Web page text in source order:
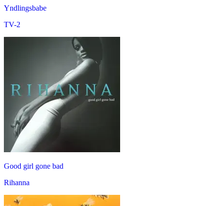
Yndlingsbabe
TV-2
Good girl gone bad
Rihanna